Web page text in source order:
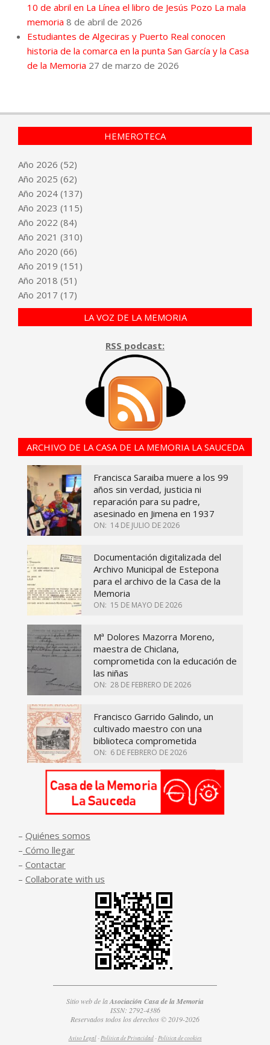
10 de abril en La Línea el libro de Jesús Pozo La mala
memoria 8 de abril de 2026
Estudiantes de Algeciras y Puerto Real conocen
historia de la comarca en la punta San García y la Casa
de la Memoria 27 de marzo de 2026
HEMEROTECA
Año 2026 (52)
Año 2025 (62)
Año 2024 (137)
Año 2023 (115)
Año 2022 (84)
Año 2021 (310)
Año 2020 (66)
Año 2019 (151)
Año 2018 (51)
Año 2017 (17)
LA VOZ DE LA MEMORIA
RSS podcast:
ARCHIVO DE LA CASA DE LA MEMORIA LA SAUCEDA
Francisca Saraiba muere a los 99
años sin verdad, justicia ni
reparación para su padre,
asesinado en Jimena en 1937
ON: 14 DE JULIO DE 2026
Documentación digitalizada del
Archivo Municipal de Estepona
para el archivo de la Casa de la
Memoria
ON: 15 DE MAYO DE 2026
Mª Dolores Mazorra Moreno,
maestra de Chiclana,
comprometida con la educación de
las niñas
ON: 28 DE FEBRERO DE 2026
Francisco Garrido Galindo, un
cultivado maestro con una
biblioteca comprometida
ON: 6 DE FEBRERO DE 2026
– Quiénes somos
– Cómo llegar
– Contactar
– Collaborate with us
Sitio web de laAsociación Casa de la Memoria
ISSN: 2792-4386
Reservados todos los derechos © 2019-2026
Aviso Legal-Política de Privacidad-Política decookies